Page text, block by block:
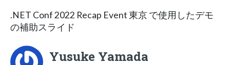
.NET Conf 2022 Recap Event 東京 で使用したデモ
の補助スライド
Yusuke Yamada